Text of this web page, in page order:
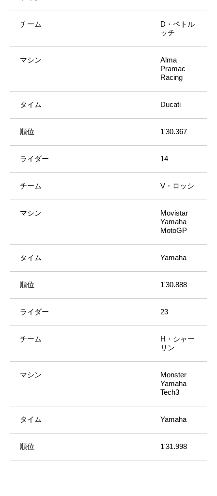
D・ペトル
ッチ
Alma
Pramac
Racing
Ducati
1'30.367
14
V・ロッシ
Movistar
Yamaha
MotoGP
Yamaha
1'30.888
23
H・シャー
リン
Monster
Yamaha
Tech3
Yamaha
1'31.998